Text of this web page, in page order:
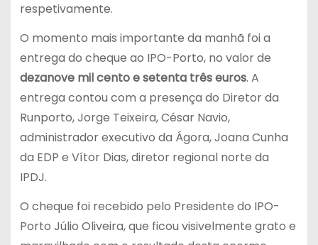
respetivamente.
O momento mais importante da manhã foi a
entrega do cheque ao IPO-Porto, no valor de
dezanove mil cento e setenta três euros. A
entrega contou com a presença do Diretor da
Runporto, Jorge Teixeira, César Navio,
administrador executivo da Ágora, Joana Cunha
da EDP e Vítor Dias, diretor regional norte da
IPDJ.
O cheque foi recebido pelo Presidente do IPO-
Porto Júlio Oliveira, que ficou visivelmente grato e